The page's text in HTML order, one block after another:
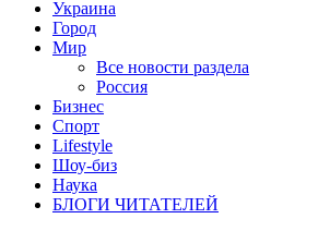
Украина
Город
Мир
Все новости раздела
Россия
Бизнес
Спорт
Lifestyle
Шоу-биз
Наука
БЛОГИ ЧИТАТЕЛЕЙ